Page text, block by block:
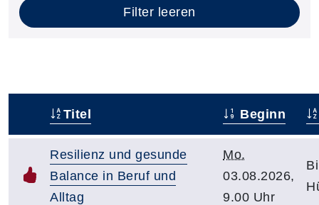
Filter leeren
Titel Beginn
Resilienz und gesunde
Balance in Beruf und
Alltag
Mo.
03.08.2026,
9.00 Uhr